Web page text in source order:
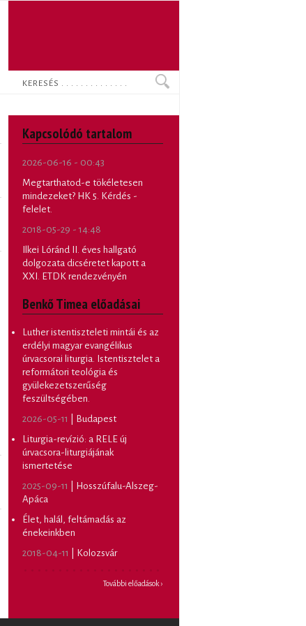
Keresés
Kapcsolódó tartalom
2026-06-16 - 00:43
Megtarthatod-e tökéletesen
mindezeket? HK 5. Kérdés -
felelet.
2018-05-29 - 14:48
Ilkei Lóránd II. éves hallgató
dolgozata dicséretet kapott a
XXI. ETDK rendezvényén
Benkő Timea előadásai
Luther istentiszteleti mintái és az
erdélyi magyar evangélikus
úrvacsorai liturgia. Istentisztelet a
reformátori teológia és
gyülekezetszerűség
feszültségében.
2026-05-11
| Budapest
Liturgia-revízió: a RELE új
úrvacsora-liturgiájának
ismertetése
2025-09-11
| Hosszúfalu-Alszeg-
Apáca
Élet, halál, feltámadás az
énekeinkben
2018-04-11
| Kolozsvár
További előadások ›